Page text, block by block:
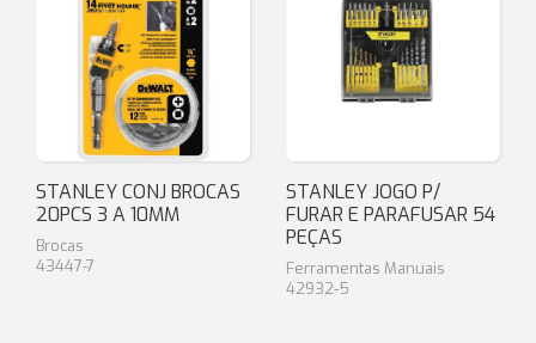
STANLEY CONJ BROCAS
20PCS 3 A 10MM
Brocas
43447-7
STANLEY JOGO P/
FURAR E PARAFUSAR 54
PEÇAS
Ferramentas Manuais
42932-5